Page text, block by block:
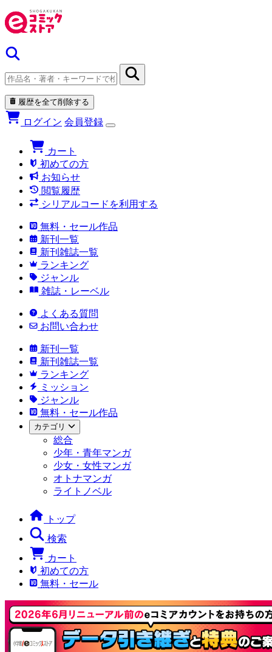
履歴を全て削除する
ログイン 会員登録
カート
初めての方
お知らせ
閲覧履歴
シリアルコードを利用する
無料・セール作品
新刊一覧
新刊雑誌一覧
ランキング
ジャンル
雑誌・レーベル
よくある質問
お問い合わせ
新刊一覧
新刊雑誌一覧
ランキング
ミッション
ジャンル
無料・セール作品
カテゴリ
総合
少年・青年マンガ
少女・女性マンガ
オトナマンガ
ライトノベル
トップ
検索
カート
初めての方
無料・セール